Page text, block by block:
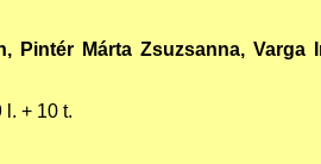
Márta Zsuzsanna, Varga
l. + 10 t.